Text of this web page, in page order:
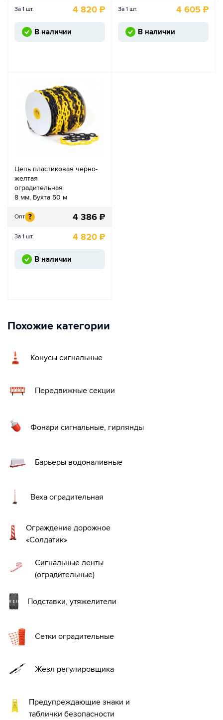
За 1 шт. 4 820 ₽
В наличии
За 1 шт. 4 605 ₽
В наличии
Цепь пластиковая черно-
желтая
оградительная
8 мм, Бухта 50 м
Опт ? 4 386 ₽
За 1 шт. 4 820 ₽
В наличии
Похожие категории
Конусы сигнальные
Передвижные секции
Фонари сигнальные, гирлянды
Барьеры водоналивные
Веха оградительная
Ограждение дорожное
«Солдатик»
Сигнальные ленты
(оградительные)
Подставки, утяжелители
Сетки оградительные
Жезл регулировщика
Предупреждающие знаки и
таблички безопасности